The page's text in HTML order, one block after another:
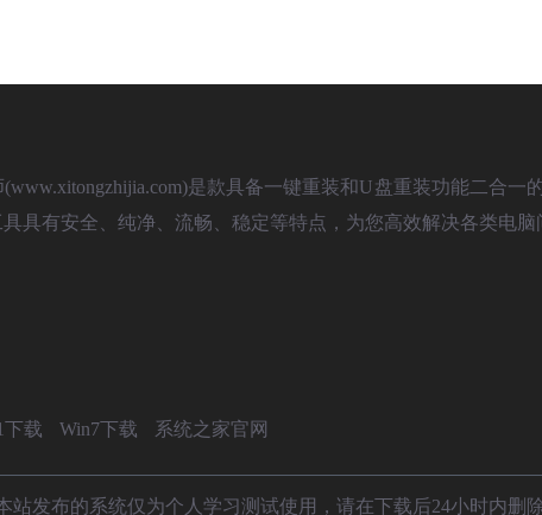
是款具备一键重装和U盘重装功能二合
具有安全、纯净、流畅、稳定等特点，为您高效解决各类电脑
下载 Win7下载 系统之家官网
站发布的系统仅为个人学习测试使用，请在下载后24小时内删